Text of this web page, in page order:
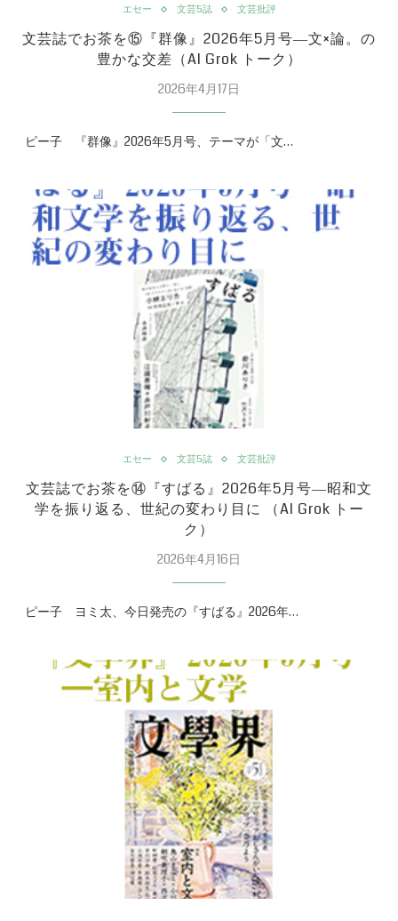
エセー 文芸5誌 文芸批評
文芸誌でお茶を⑮『群像』2026年5月号―文×論。の
豊かな交差（AI Grok トーク）
2026年4月17日
ピー子 『群像』2026年5月号、テーマが「文…
エセー 文芸5誌 文芸批評
文芸誌でお茶を⑭『すばる』2026年5月号―昭和文
学を振り返る、世紀の変わり目に （AI Grok トー
ク）
2026年4月16日
ピー子 ヨミ太、今日発売の『すばる』2026年…